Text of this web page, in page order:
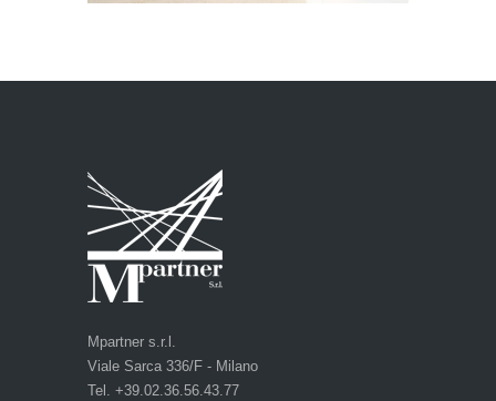
Mpartner s.r.l.
Viale Sarca 336/F - Milano
Tel. +39.02.36.56.43.77